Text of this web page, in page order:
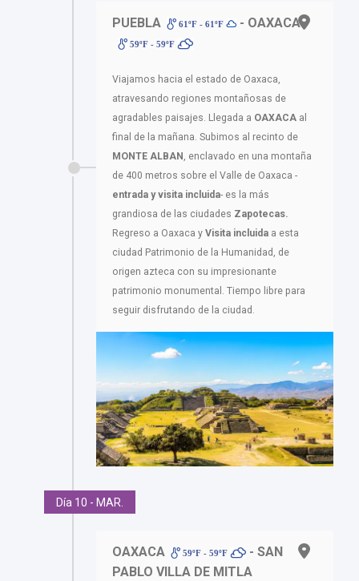
PUEBLA 61ºF - 61ºF - OAXACA
59ºF - 59ºF
Viajamos hacia el estado de Oaxaca,
atravesando regiones montañosas de
agradables paisajes. Llegada a OAXACA al
final de la mañana. Subimos al recinto de
MONTE ALBAN , enclavado en una montaña
de 400 metros sobre el Valle de Oaxaca -
entrada y visita incluida- es la más
grandiosa de las ciudades Zapotecas.
Regreso a Oaxaca y Visita incluida a esta
ciudad Patrimonio de la Humanidad, de
origen azteca con su impresionante
patrimonio monumental. Tiempo libre para
seguir disfrutando de la ciudad.
Día 10 - MAR.
OAXACA 59ºF - 59ºF
- SAN
PABLO VILLA DE MITLA